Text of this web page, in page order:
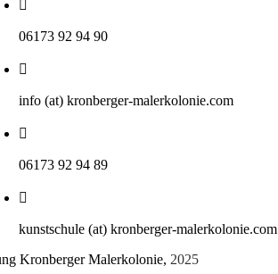
06173 92 94 90
info (at) kronberger-malerkolonie.com
06173 92 94 89
kunstschule (at) kronberger-malerkolonie.com
Kronberger Malerkolonie, 2025